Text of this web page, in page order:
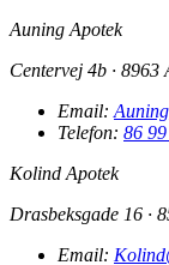
Auning Apotek
Centervej 4b · 8963
Email:
Telefon: 86
Kolind Apotek
Drasbeksgade 16 ·
Email: